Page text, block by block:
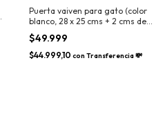
Puerta vaiven para gato (color
blanco, 28 x 25 cms + 2 cms de
ancho aprox)
$49.999
$44.999,10 con Transferencia 💸